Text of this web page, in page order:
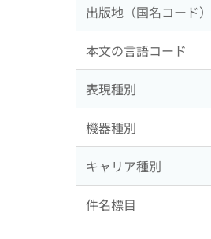
出版地（国名コード）
本文の言語コード
表現種別
機器種別
キャリア種別
件名標目